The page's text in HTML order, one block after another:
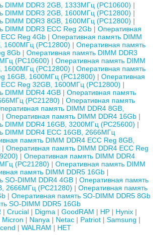
DIMM DDR3 2GB, 1333МГц (PC10600)
DIMM DDR3 2GB, 1600МГц (PC12800)
DIMM DDR3 8GB, 1600МГц (PC12800)
DIMM DDR3 ECC Reg 2Gb
Оперативная
Reg 4Gb
Оперативная память DIMM
1600МГц (PC12800)
Оперативная память
8Gb
Оперативная память DIMM DDR3
(PC10600)
Оперативная память DIMM
1600МГц (PC12800)
Оперативная память
16GB, 1600МГц (PC12800)
Оперативная
Reg 32GB, 1600МГц (PC12800)
DIMM DDR4 4GB
Оперативная память
(PC21280)
Оперативная память
память DIMM DDR4 8GB,
Оперативная память DIMM DDR4 16Gb
DIMM DDR4 16GB, 3200МГц (PC25600)
DIMM DDR4 ECC 16GB, 2666МГц
память DIMM DDR4 ECC Reg 8GB,
Оперативная память DIMM DDR4 ECC Reg
Оперативная память DIMM DDR4
(PC21280)
Оперативная память DIMM
память DIMM DDR5 16Gb
SO-DIMM DDR4 4GB
Оперативная память
2666МГц (PC21280)
Оперативная память
Оперативная память SO-DIMM DDR5 8Gb
SO-DIMM DDR5 16Gb
Crucial Digma GoodRAM HP
Hynix
Micron Nanya Netac Patriot
Samsung
WALRAM НЕТ